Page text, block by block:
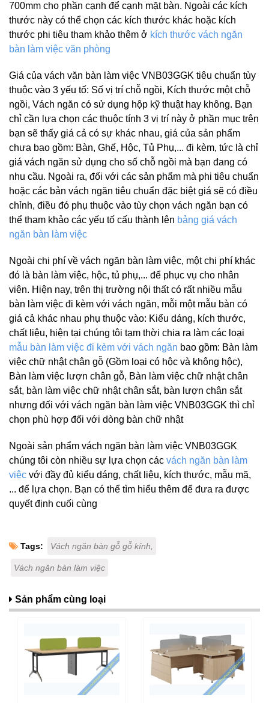
700mm cho phần cạnh để cạnh mặt bàn. Ngoài các kích
thước này có thể chọn các kích thước khác hoặc kích
thước phi tiêu tham khảo thêm ở kích thước vách ngăn
bàn làm việc văn phòng
Giá của vách văn bàn làm việc VNB03GGK tiêu chuẩn tùy
thuộc vào 3 yếu tố: Số vị trí chỗ ngồi, Kích thước một chỗ
ngồi, Vách ngăn có sử dụng hộp kỹ thuật hay không. Bạn
chỉ cần lựa chọn các thuộc tính 3 vị trí này ở phần mục trên
bạn sẽ thấy giá cả có sự khác nhau, giá của sản phẩm
chưa bao gồm: Bàn, Ghế, Hộc, Tủ Phụ,... đi kèm, tức là chỉ
giá vách ngăn sử dụng cho số chỗ ngồi mà bạn đang có
nhu cầu. Ngoài ra, đối với các sản phẩm mà phi tiêu chuẩn
hoặc các bản vách ngăn tiêu chuẩn đặc biệt giá sẽ có điều
chỉnh, điều đó phụ thuộc vào tùy chọn vách ngăn bạn có
thể tham khảo các yếu tố cấu thành lên bảng giá vách
ngăn bàn làm việc
Ngoài chi phí về vách ngăn bàn làm việc, một chi phí khác
đó là bàn làm việc, hộc, tủ phụ,... để phục vụ cho nhân
viên. Hiện nay, trên thị trường nội thất có rất nhiều mẫu
bàn làm việc đi kèm với vách ngăn, mỗi một mẫu bàn có
giá cả khác nhau phụ thuộc vào: Kiểu dáng, kích thước,
chất liệu, hiện tại chúng tôi tạm thời chia ra làm các loại
mẫu bàn làm việc đi kèm với vách ngăn bao gồm: Bàn làm
việc chữ nhật chân gỗ (Gồm loại có hộc và không hộc),
Bàn làm việc lượn chân gỗ, Bàn làm việc chữ nhật chân
sắt, bàn làm việc chữ nhật chân sắt, bàn lượn chân sắt
nhưng đối với vách ngăn bàn làm việc VNB03GGK thì chỉ
chọn phù hợp đối với dòng bàn chữ nhật
Ngoài sản phẩm vách ngăn bàn làm việc VNB03GGK
chúng tôi còn nhiều sự lựa chọn các vách ngăn bàn làm
việc với đầy đủ kiểu dáng, chất liệu, kích thước, mẫu mã,
... để lựa chọn. Bạn có thể tìm hiểu thêm để đưa ra được
quyết định cuối cùng
Tags: Vách ngăn bàn gỗ gỗ kính,
Vách ngăn bàn làm việc
Sản phẩm cùng loại